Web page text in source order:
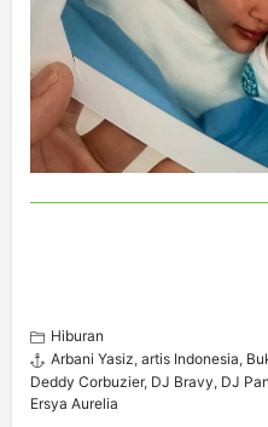
Hiburan
Arbani Yasiz, artis Indonesia,
Deddy Corbuzier, DJ Bravy, DJ
Ersya Aurelia